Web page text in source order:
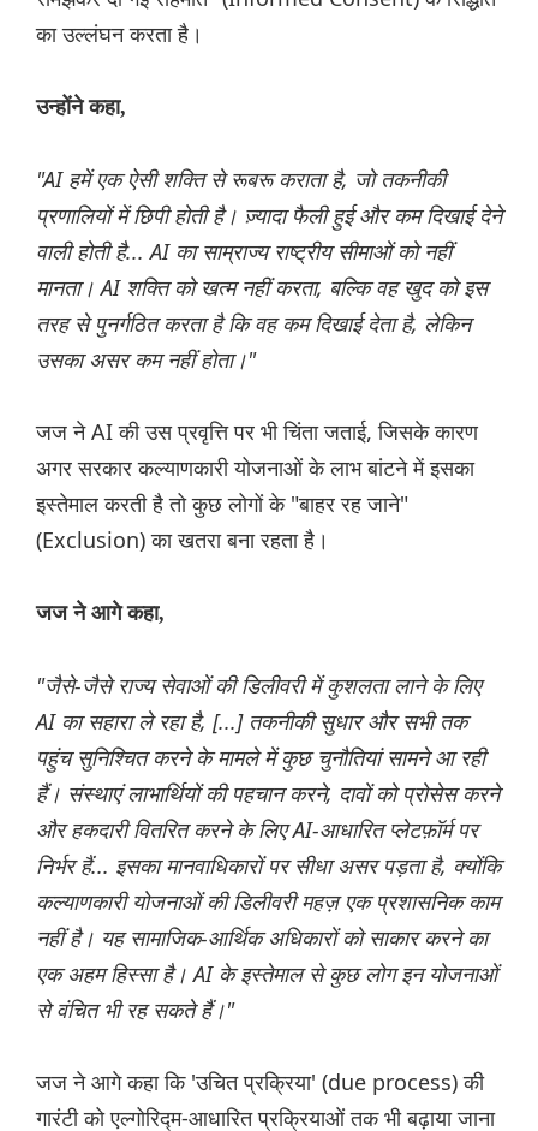
का उल्लंघन करता है।
उन्होंने कहा,
"AI हमें एक ऐसी शक्ति से रूबरू कराता है, जो तकनीकी
प्रणालियों में छिपी होती है। ज़्यादा फैली हुई और कम दिखाई देने
वाली होती है... AI का साम्राज्य राष्ट्रीय सीमाओं को नहीं
मानता। AI शक्ति को खत्म नहीं करता, बल्कि वह खुद को इस
तरह से पुनर्गठित करता है कि वह कम दिखाई देता है, लेकिन
उसका असर कम नहीं होता।"
जज ने AI की उस प्रवृत्ति पर भी चिंता जताई, जिसके कारण
अगर सरकार कल्याणकारी योजनाओं के लाभ बांटने में इसका
इस्तेमाल करती है तो कुछ लोगों के "बाहर रह जाने"
(Exclusion) का खतरा बना रहता है।
जज ने आगे कहा,
"जैसे-जैसे राज्य सेवाओं की डिलीवरी में कुशलता लाने के लिए
AI का सहारा ले रहा है, [...] तकनीकी सुधार और सभी तक
पहुंच सुनिश्चित करने के मामले में कुछ चुनौतियां सामने आ रही
हैं। संस्थाएं लाभार्थियों की पहचान करने, दावों को प्रोसेस करने
और हकदारी वितरित करने के लिए AI-आधारित प्लेटफ़ॉर्म पर
निर्भर हैं... इसका मानवाधिकारों पर सीधा असर पड़ता है, क्योंकि
कल्याणकारी योजनाओं की डिलीवरी महज़ एक प्रशासनिक काम
नहीं है। यह सामाजिक-आर्थिक अधिकारों को साकार करने का
एक अहम हिस्सा है। AI के इस्तेमाल से कुछ लोग इन योजनाओं
से वंचित भी रह सकते हैं।"
जज ने आगे कहा कि 'उचित प्रक्रिया' (due process) की
गारंटी को एल्गोरिद्म-आधारित प्रक्रियाओं तक भी बढ़ाया जाना